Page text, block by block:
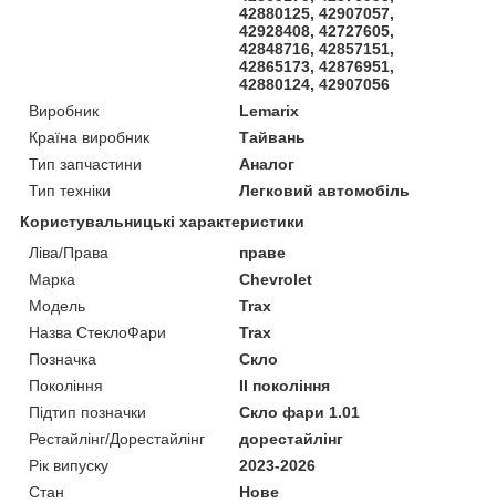
42880125, 42907057,
42928408, 42727605,
42848716, 42857151,
42865173, 42876951,
42880124, 42907056
Виробник
Lemarix
Країна виробник
Тайвань
Тип запчастини
Аналог
Тип техніки
Легковий автомобіль
Користувальницькі характеристики
Ліва/Права
праве
Марка
Chevrolet
Мoдель
Trax
Назва СтеклоФари
Trax
Позначка
Скло
Покоління
II покоління
Підтип позначки
Скло фари 1.01
Рестайлінг/Дорестайлінг
дорестайлінг
Рік випуску
2023-2026
Стан
Нове